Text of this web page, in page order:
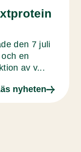
den 7 juli
en
av v...
nyheten